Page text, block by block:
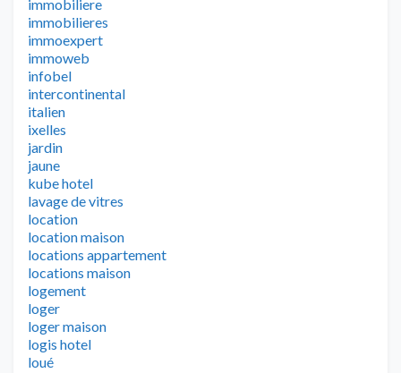
immobiliere
immobilieres
immoexpert
immoweb
infobel
intercontinental
italien
ixelles
jardin
jaune
kube hotel
lavage de vitres
location
location maison
locations appartement
locations maison
logement
loger
loger maison
logis hotel
loué